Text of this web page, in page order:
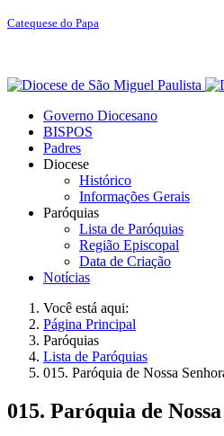
Catequese do Papa
Governo Diocesano
BISPOS
Padres
Diocese
Histórico
Informações Gerais
Paróquias
Lista de Paróquias
Região Episcopal
Data de Criação
Notícias
Você está aqui:
Página Principal
Paróquias
Lista de Paróquias
015. Paróquia de Nossa
015. Paróquia de